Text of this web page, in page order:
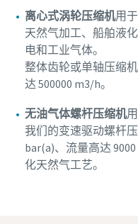
离心式涡轮压缩机用
天然气加工、船舶液
电和工业气体。
整体齿轮或单轴压缩
达 500000 m3/h。
无油气体螺杆压缩机
我们的变速驱动螺杆
bar(a)、流量高达
化天然气工艺。